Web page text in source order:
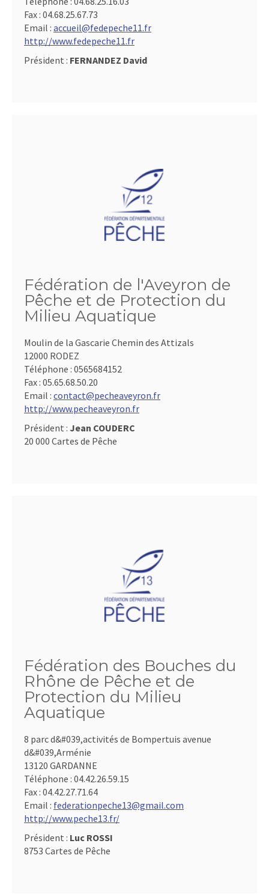
Fax : 04.68.25.67.73
Email : accueil@fedepeche11.fr
http://www.fedepeche11.fr
Président : FERNANDEZ David
Fédération de l'Aveyron de
Pêche et de Protection du
Milieu Aquatique
Moulin de la Gascarie Chemin des Attizals
12000 RODEZ
Téléphone : 0565684152
Fax : 05.65.68.50.20
Email : contact@pecheaveyron.fr
http://www.pecheaveyron.fr
Président : Jean COUDERC
20 000 Cartes de Pêche
Fédération des Bouches du
Rhône de Pêche et de
Protection du Milieu
Aquatique
8 parc d&#039,activités de Bompertuis avenue
d&#039,Arménie
13120 GARDANNE
Téléphone : 04.42.26.59.15
Fax : 04.42.27.71.64
Email : federationpeche13@gmail.com
http://www.peche13.fr/
Président : Luc ROSSI
8753 Cartes de Pêche